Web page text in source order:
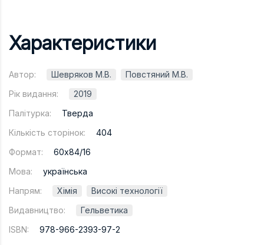
Характеристики
Автор: Шевряков М.В.
Повстяний М.В.
Рік видання:
2019
Палітурка:
Тверда
Кількість сторінок:
404
Формат:
60х84/16
Мова:
українська
Напрям:
Хімія
Високі технології
Видавництво:
Гельветика
ISBN:
978-966-2393-97-2